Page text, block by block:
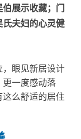
展示收藏；门
氏夫妇的心灵健
眼见新居设计
一度感动落
么舒适的居住